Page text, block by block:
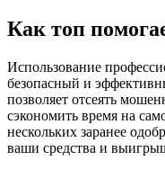
Как топ
Использование
безопасный и
позволяет отсеять
сэкономить время на
нескольких заранее
ваши средства и